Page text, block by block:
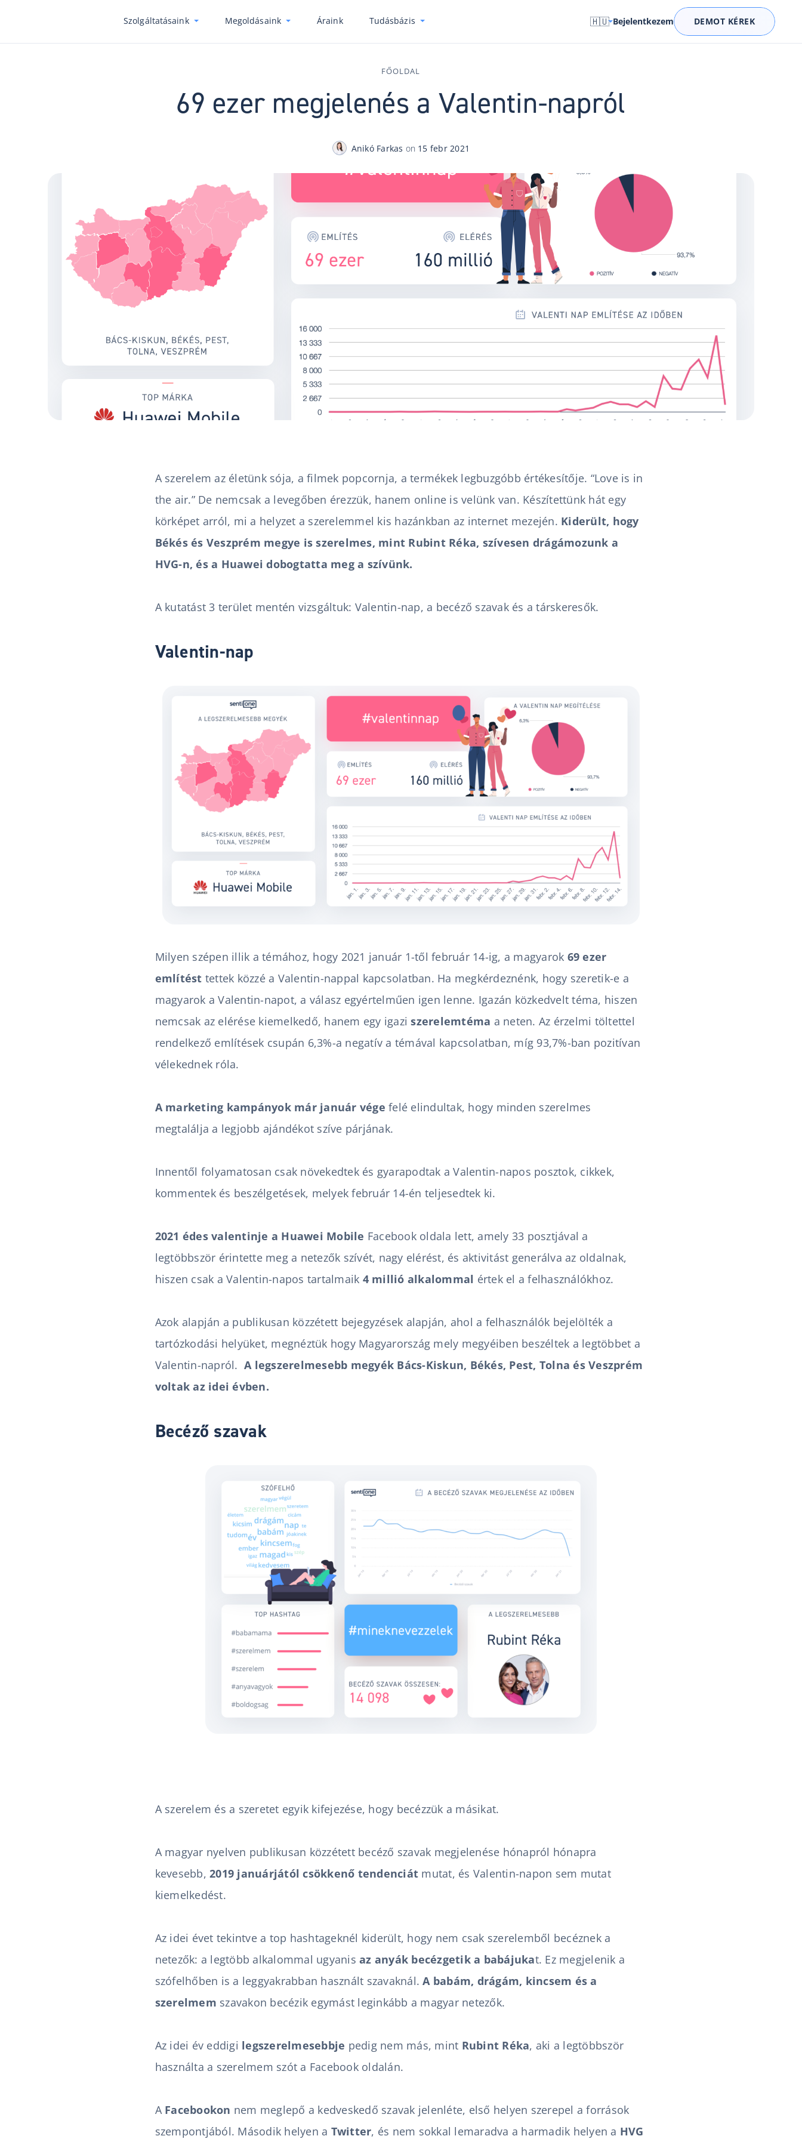
Szolgáltatásaink Megoldásaink Áraink Tudásbázis 🇭🇺 Bejelentkezem DEMOT KÉREK
FŐOLDAL
69 ezer megjelenés a Valentin-napról
Anikó Farkas on 15 febr 2021
A szerelem az életünk sója, a filmek popcornja, a termékek legbuzgóbb értékesítője. “Love is in
the air.” De nemcsak a levegőben érezzük, hanem online is velünk van. Készítettünk hát egy
körképet arról, mi a helyzet a szerelemmel kis hazánkban az internet mezején. Kiderült, hogy
Békés és Veszprém megye is szerelmes, mint Rubint Réka, szívesen drágámozunk a
HVG-n, és a Huawei dobogtatta meg a szívünk.
A kutatást 3 terület mentén vizsgáltuk: Valentin-nap, a becéző szavak és a társkeresők.
Valentin-nap
Milyen szépen illik a témához, hogy 2021 január 1-től február 14-ig, a magyarok 69 ezer
említést tettek közzé a Valentin-nappal kapcsolatban. Ha megkérdeznénk, hogy szeretik-e a
magyarok a Valentin-napot, a válasz egyértelműen igen lenne. Igazán közkedvelt téma, hiszen
nemcsak az elérése kiemelkedő, hanem egy igaziszerelemtéma a neten. Az érzelmi töltettel
rendelkező említések csupán 6,3%-a negatív a témával kapcsolatban, míg 93,7%-ban pozitívan
vélekednek róla.
A marketing kampányok már január vége felé elindultak, hogy minden szerelmes
megtalálja a legjobb ajándékot szíve párjának.
Innentől folyamatosan csak növekedtek és gyarapodtak a Valentin-napos posztok, cikkek,
kommentek és beszélgetések, melyek február 14-én teljesedtek ki.
2021 édes valentinje a Huawei Mobile Facebook oldala lett, amely 33 posztjával a
legtöbbször érintette meg a netezők szívét, nagy elérést, és aktivitást generálva az oldalnak,
hiszen csak a Valentin-napos tartalmaik 4 millió alkalommal értek el a felhasználókhoz.
Azok alapján a publikusan közzétett bejegyzések alapján, ahol a felhasználók bejelölték a
tartózkodási helyüket, megnéztük hogy Magyarország mely megyéiben beszéltek a legtöbbet a
Valentin-napról. A legszerelmesebb megyék Bács-Kiskun, Békés, Pest, Tolna és Veszprém
voltak az idei évben.
Becéző szavak
A szerelem és a szeretet egyik kifejezése, hogy becézzük a másikat.
A magyar nyelven publikusan közzétett becéző szavak megjelenése hónapról hónapra
kevesebb, 2019 januárjától csökkenő tendenciát mutat, és Valentin-napon sem mutat
kiemelkedést.
Az idei évet tekintve a top hashtageknél kiderült, hogy nem csak szerelemből becéznek a
netezők: a legtöbb alkalommal ugyanis az anyák becézgetik a babájukat. Ez megjelenik a
szófelhőben is a leggyakrabban használt szavaknál.A babám, drágám, kincsem és a
szerelmem szavakon becézik egymást leginkább a magyar netezők.
Az idei év eddigi legszerelmesebbje pedig nem más, mint Rubint Réka, aki a legtöbbször
használta a szerelmem szót a Facebook oldalán.
A Facebookon nem meglepő a kedveskedő szavak jelenléte, első helyen szerepel a források
szempontjából. Második helyen a Twitter, és nem sokkal lemaradva a harmadik helyen a HVG